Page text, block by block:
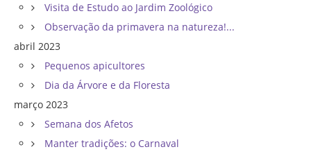
Visita de Estudo ao Jardim Zoológico
Observação da primavera na natureza!...
abril 2023
Pequenos apicultores
Dia da Árvore e da Floresta
março 2023
Semana dos Afetos
Manter tradições: o Carnaval